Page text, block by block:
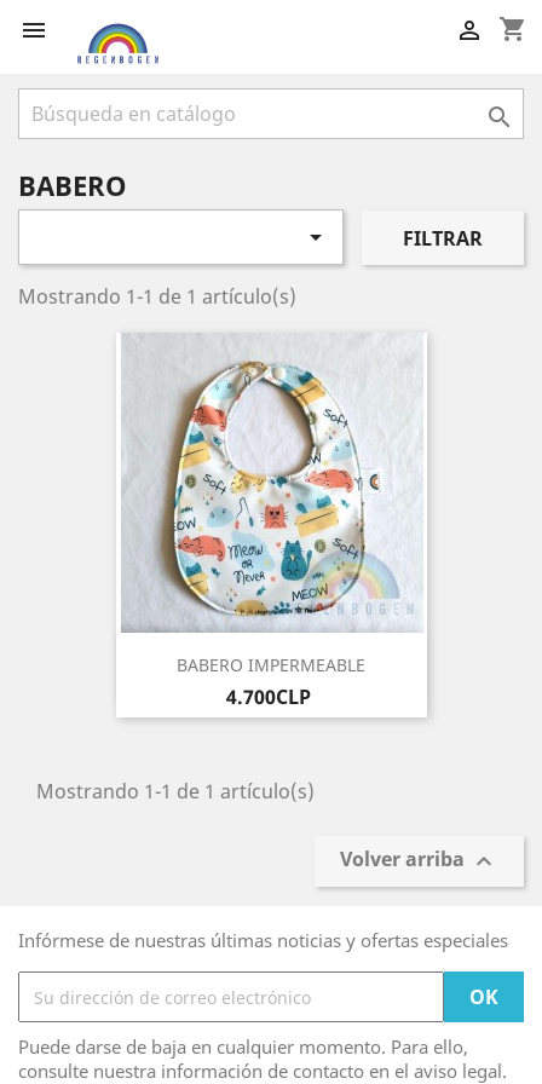
 shopping_cart


BABERO
 FILTRAR
Mostrando 1-1 de 1 artículo(s)
BABERO IMPERMEABLE
Precio
4.700CLP
Mostrando 1-1 de 1 artículo(s)
Volver arriba 
Infórmese de nuestras últimas noticias y ofertas especiales
Puede darse de baja en cualquier momento. Para ello,
consulte nuestra información de contacto en el aviso legal.